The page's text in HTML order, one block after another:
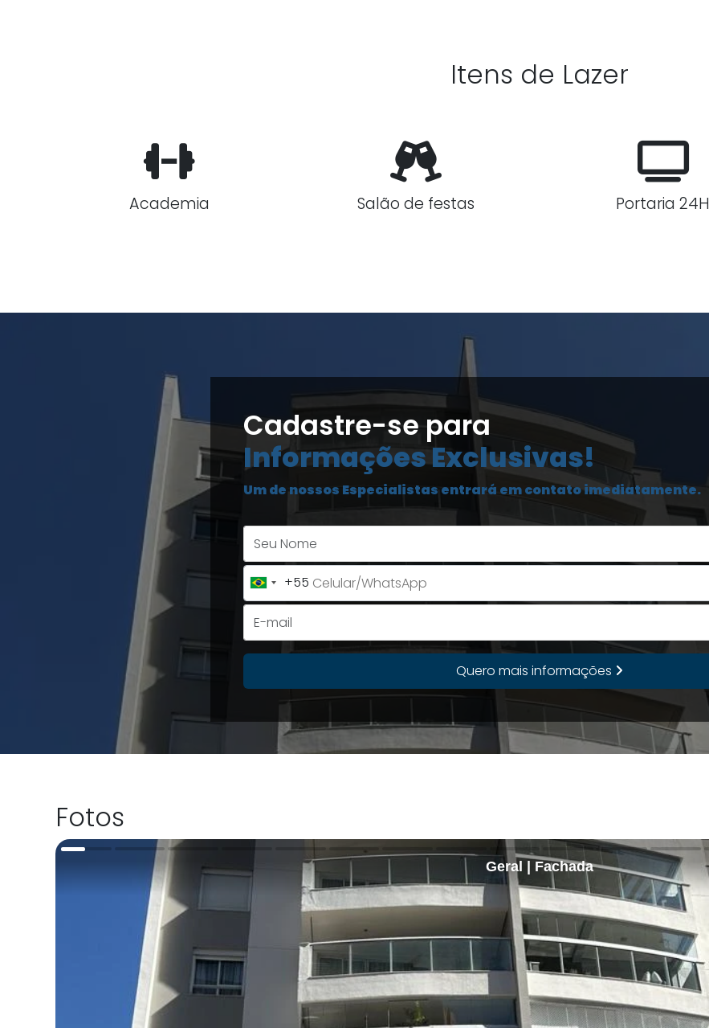
Itens de Lazer
Academia Salão de festas Portaria 24H
Cadastre-se para
Informações Exclusivas!
Um de nossos Especialistas entrará em contato imediatamente.
Brazil
+55
+55
Quero mais informações
Fotos
Geral | Fachada